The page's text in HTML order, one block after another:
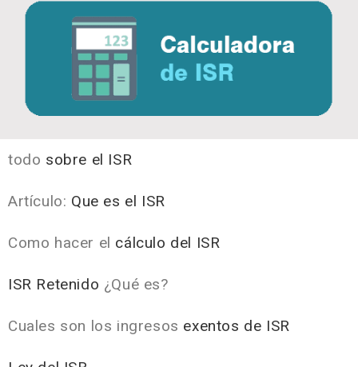
todo sobre el ISR
Artículo: Que es el ISR
Como hacer el cálculo del ISR
ISR Retenido ¿Qué es?
Cuales son los ingresos exentos de ISR